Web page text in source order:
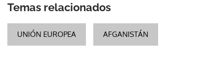
Temas relacionados
UNIÓN EUROPEA AFGANISTÁN